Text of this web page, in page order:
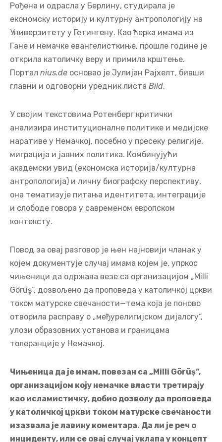
Рођена и одрасла у Берлину, студирала је
економску историју и културну антропологију на
Универзитету у Гетингену. Као ћерка имама из
Гане и немачке евангелисткиње, прошле године је
открила католичку веру и примила крштење.
Портал nius.de основао је Јулијан Рајхелт, бивши
главни и одговорни уредник листа Bild.
У својим текстовима Ротенберг критички
анализира институционалне политике и медијске
наративе у Немачкој, посебно у пресеку религије,
миграција и јавних политика. Комбинујући
академски увид (економска историја/културна
антропологија) и личну биографску перспективу,
она тематизује питања идентитета, интеграције
и слободе говора у савременом европском
контексту.
Повод за овај разговор је њен најновији чланак у
којем документује случај имама којем је, упркос
чињеници да одржава везе са организацијом „Milli
Görüş“, дозвољено да проповеда у католичкој цркви
током матурске свечаности—тема која је поново
отворила расправу о „међурелигијском дијалогу“,
улози образовних установа и границама
толеранције у Немачкој.
Чињеница да је имам, повезан са „Milli Görüş“,
организацијом коју немачке власти третирају
као исламистичку, добио дозволу да проповеда
у католичкој цркви током матурске свечаности
изазвала је лавину коментара. Да ли је реч о
инциденту, или се овај случај уклапа у концепт